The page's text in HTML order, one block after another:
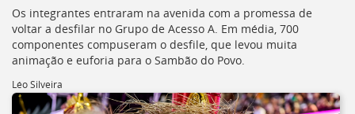
a
busca
[]
Voltar
para
o
Os integrantes entraram na avenida com a promessa de
voltar a desfilar no Grupo de Acesso A. Em média, 700
componentes compuseram o desfile, que levou muita
animação e euforia para o Sambão do Povo.
Léo Silveira